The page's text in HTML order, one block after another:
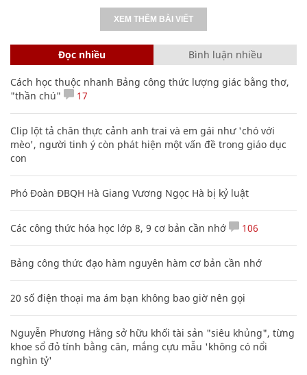
XEM THÊM BÀI VIẾT
Đọc nhiều Bình luận nhiều
Cách học thuộc nhanh Bảng công thức lượng giác bằng thơ,
"thần chú"
17
Clip lột tả chân thực cảnh anh trai và em gái như 'chó với
mèo', người tinh ý còn phát hiện một vấn đề trong giáo dục
con
Phó Đoàn ĐBQH Hà Giang Vương Ngọc Hà bị kỷ luật
Các công thức hóa học lớp 8, 9 cơ bản cần nhớ 106
Bảng công thức đạo hàm nguyên hàm cơ bản cần nhớ
20 số điện thoại ma ám bạn không bao giờ nên gọi
Nguyễn Phương Hằng sở hữu khối tài sản "siêu khủng", từng
khoe sổ đỏ tính bằng cân, mắng cựu mẫu 'không có nổi
nghìn tỷ'